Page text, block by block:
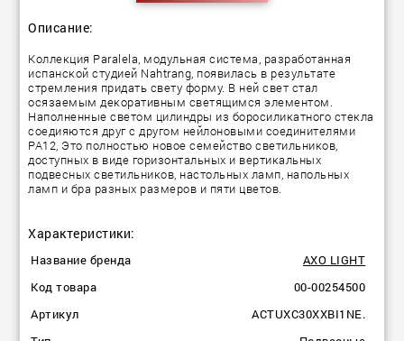
Описание:
Коллекция Paralela, модульная система, разработанная
испанской студией Nahtrang, появилась в результате
стремления придать свету форму. В ней свет стал
осязаемым декоративным светящимся элементом.
Наполненные светом цилиндры из боросиликатного стекла
соедияются друг с другом нейлоновыми соединителями
PA12, Это полностью новое семейство светильников,
доступных в виде горизонтальных и вертикальных
подвесных светильников, настольных ламп, напольных
ламп и бра разных размеров и пяти цветов.
Характеристики:
Название бренда
AXO LIGHT
Код товара
00-00254500
Артикул
ACTUXC30XXBI1NE.